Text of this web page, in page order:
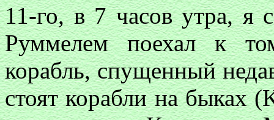
11-го, в 7 часов утра, я
Руммелем поехал к
корабль, спущенный
стоят корабли на быках